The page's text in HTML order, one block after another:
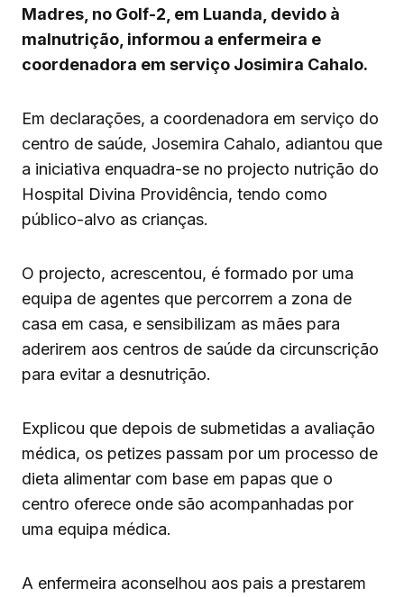
Madres, no Golf-2, em Luanda, devido à
malnutrição, informou a enfermeira e
coordenadora em serviço Josimira Cahalo.
Em declarações, a coordenadora em serviço do
centro de saúde, Josemira Cahalo, adiantou que
a iniciativa enquadra-se no projecto nutrição do
Hospital Divina Providência, tendo como
público-alvo as crianças.
O projecto, acrescentou, é formado por uma
equipa de agentes que percorrem a zona de
casa em casa, e sensibilizam as mães para
aderirem aos centros de saúde da circunscrição
para evitar a desnutrição.
Explicou que depois de submetidas a avaliação
médica, os petizes passam por um processo de
dieta alimentar com base em papas que o
centro oferece onde são acompanhadas por
uma equipa médica.
A enfermeira aconselhou aos pais a prestarem